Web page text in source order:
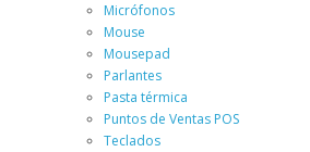
Micrófonos
Mouse
Mousepad
Parlantes
Pasta térmica
Puntos de Ventas POS
Teclados